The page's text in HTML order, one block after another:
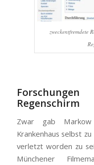
zweckentfremdete
Regenschirm
Zwar gab
Krankenhaus selbst
verletzt worden zu
Münchener